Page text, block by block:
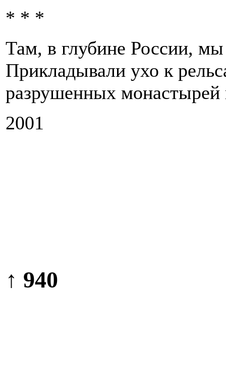
* * *
Там, в глубине России,
Прикладывали ухо к
разрушенных
2001
↑ 940